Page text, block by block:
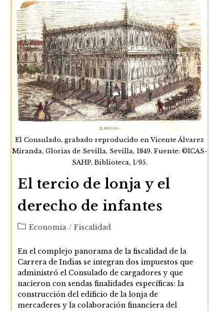
Continuar LeyendoExtranjeros
En
La
Bahía
De
Cádiz
El Consulado, grabado reproducido en Vicente Álvarez
Miranda, Glorias de Sevilla, Sevilla, 1849. Fuente: ©ICAS-
SAHP, Biblioteca, 1/95.
El tercio de lonja y el
derecho de infantes
Categoría
la
entrada:
Economía / Fiscalidad
En el complejo panorama de la fiscalidad de la
Carrera de Indias se integran dos impuestos que
administró el Consulado de cargadores y que
nacieron con sendas finalidades específicas: la
construcción del edificio de la lonja de
mercaderes y la colaboración financiera del